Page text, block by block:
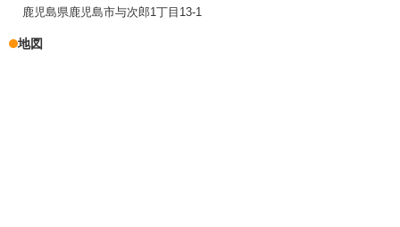
鹿児島県鹿児島市与次郎1丁目13-1
地図